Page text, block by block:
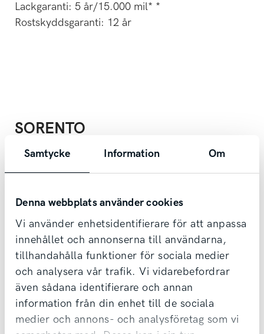
Samtycke Information Om
Denna webbplats använder cookies
Vi använder enhetsidentifierare för att anpassa
innehållet och annonserna till användarna,
tillhandahålla funktioner för sociala medier
och analysera vår trafik. Vi vidarebefordrar
även sådana identifierare och annan
information från din enhet till de sociala
medier och annons- och analysföretag som vi
Lackgaranti: 5 år/15.000 mil* *
Rostskyddsgaranti: 12 år
SORENTO
Serviceintervall bensin/el: 1.500 mil/12 månader*
Serviceintervall diesel: 3.000 mil/24 månader*
med obegränsad körsträcka i 3 år.
Bilar i kommersiellt bruk har ej obegränsad
körsträcka de 3 första åren.
Lackgaranti: 5 år/15.000 mil*
Rostskyddsgaranti: 12 år